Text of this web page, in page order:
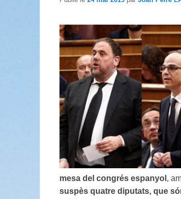
mesa del congrés espanyol ,
suspès quatre diputats, que